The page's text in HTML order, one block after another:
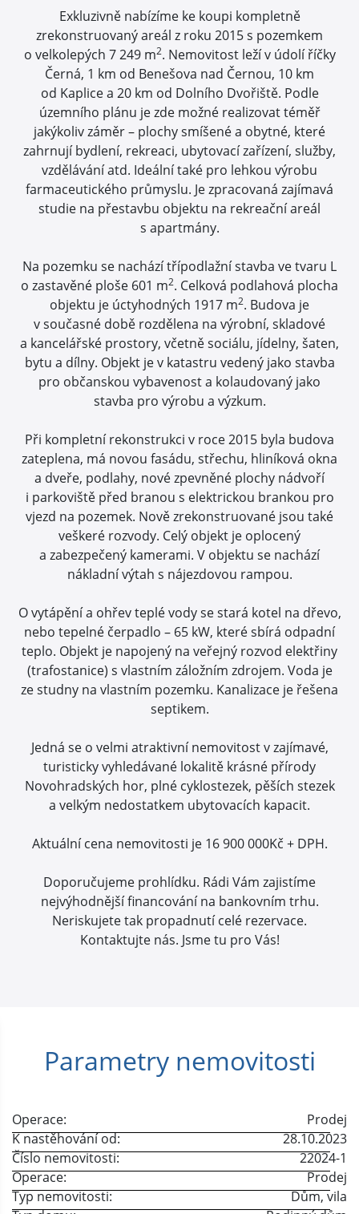
Exkluzivně nabízíme ke koupi kompletně
zrekonstruovaný areál z roku 2015 s pozemkem
o velkolepých 7 249 m2. Nemovitost leží v údolí říčky
Černá, 1 km od Benešova nad Černou, 10 km
od Kaplice a 20 km od Dolního Dvořiště. Podle
územního plánu je zde možné realizovat téměř
jakýkoliv záměr – plochy smíšené a obytné, které
zahrnují bydlení, rekreaci, ubytovací zařízení, služby,
vzdělávání atd. Ideální také pro lehkou výrobu
farmaceutického průmyslu. Je zpracovaná zajímavá
studie na přestavbu objektu na rekreační areál
s apartmány.
Na pozemku se nachází třípodlažní stavba ve tvaru L
o zastavěné ploše 601 m2. Celková podlahová plocha
objektu je úctyhodných 1917 m2. Budova je
v současné době rozdělena na výrobní, skladové
a kancelářské prostory, včetně sociálu, jídelny, šaten,
bytu a dílny. Objekt je v katastru vedený jako stavba
pro občanskou vybavenost a kolaudovaný jako
stavba pro výrobu a výzkum.
Při kompletní rekonstrukci v roce 2015 byla budova
zateplena, má novou fasádu, střechu, hliníková okna
a dveře, podlahy, nové zpevněné plochy nádvoří
i parkoviště před branou s elektrickou brankou pro
vjezd na pozemek. Nově zrekonstruované jsou také
veškeré rozvody. Celý objekt je oplocený
a zabezpečený kamerami. V objektu se nachází
nákladní výtah s nájezdovou rampou.
O vytápění a ohřev teplé vody se stará kotel na dřevo,
nebo tepelné čerpadlo – 65 kW, které sbírá odpadní
teplo. Objekt je napojený na veřejný rozvod elektřiny
(trafostanice) s vlastním záložním zdrojem. Voda je
ze studny na vlastním pozemku. Kanalizace je řešena
septikem.
Jedná se o velmi atraktivní nemovitost v zajímavé,
turisticky vyhledávané lokalitě krásné přírody
Novohradských hor, plné cyklostezek, pěších stezek
a velkým nedostatkem ubytovacích kapacit.
Aktuální cena nemovitosti je 16 900 000Kč + DPH.
Doporučujeme prohlídku. Rádi Vám zajistíme
nejvýhodnější financování na bankovním trhu.
Neriskujete tak propadnutí celé rezervace.
Kontaktujte nás. Jsme tu pro Vás!
Parametry nemovitosti
Operace:
Prodej
K nastěhování od:
28.10.2023
Číslo nemovitosti:
22024-1
Operace:
Prodej
Typ nemovitosti:
Dům, vila